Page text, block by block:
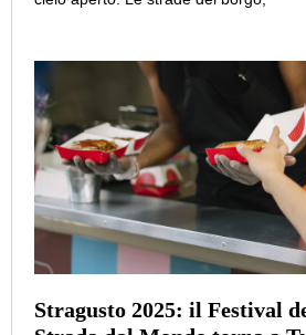
Stragusto 2025: il Festival